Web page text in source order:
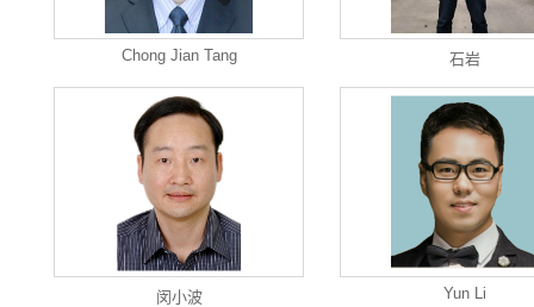
Chong Jian Tang 石岩
闵小波 Yun Li